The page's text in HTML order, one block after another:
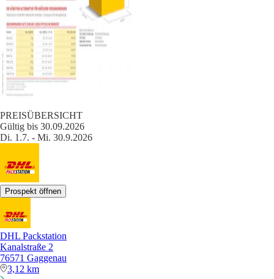
PREISÜBERSICHT
Gültig bis 30.09.2026
Di. 1.7. - Mi. 30.9.2026
Prospekt öffnen
DHL Packstation
Kanalstraße 2
76571 Gaggenau
3,12 km